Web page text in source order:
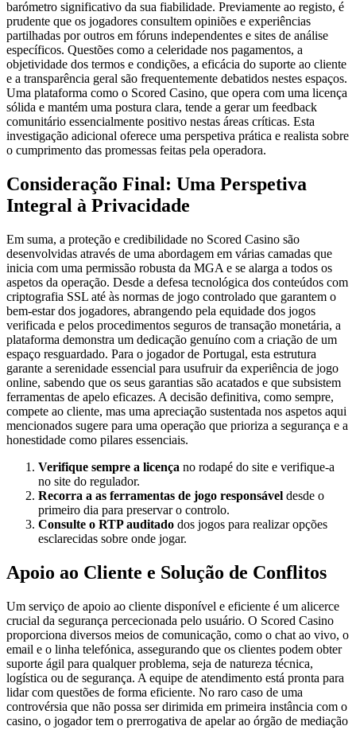
barómetro significativo da sua fiabilidade. Previamente ao registo, é
prudente que os jogadores consultem opiniões e experiências
partilhadas por outros em fóruns independentes e sites de análise
específicos. Questões como a celeridade nos pagamentos, a
objetividade dos termos e condições, a eficácia do suporte ao cliente
e a transparência geral são frequentemente debatidos nestes espaços.
Uma plataforma como o Scored Casino, que opera com uma licença
sólida e mantém uma postura clara, tende a gerar um feedback
comunitário essencialmente positivo nestas áreas críticas. Esta
investigação adicional oferece uma perspetiva prática e realista sobre
o cumprimento das promessas feitas pela operadora.
Consideração Final: Uma Perspetiva
Integral à Privacidade
Em suma, a proteção e credibilidade no Scored Casino são
desenvolvidas através de uma abordagem em várias camadas que
inicia com uma permissão robusta da MGA e se alarga a todos os
aspetos da operação. Desde a defesa tecnológica dos conteúdos com
criptografia SSL até às normas de jogo controlado que garantem o
bem-estar dos jogadores, abrangendo pela equidade dos jogos
verificada e pelos procedimentos seguros de transação monetária, a
plataforma demonstra um dedicação genuíno com a criação de um
espaço resguardado. Para o jogador de Portugal, esta estrutura
garante a serenidade essencial para usufruir da experiência de jogo
online, sabendo que os seus garantias são acatados e que subsistem
ferramentas de apelo eficazes. A decisão definitiva, como sempre,
compete ao cliente, mas uma apreciação sustentada nos aspetos aqui
mencionados sugere para uma operação que prioriza a segurança e a
honestidade como pilares essenciais.
Verifique sempre a licença no rodapé do site e verifique-a
no site do regulador.
Recorra a as ferramentas de jogo responsável desde o
primeiro dia para preservar o controlo.
Consulte o RTP auditado dos jogos para realizar opções
esclarecidas sobre onde jogar.
Apoio ao Cliente e Solução de Conflitos
Um serviço de apoio ao cliente disponível e eficiente é um alicerce
crucial da segurança percecionada pelo usuário. O Scored Casino
proporciona diversos meios de comunicação, como o chat ao vivo, o
email e o linha telefónica, assegurando que os clientes podem obter
suporte ágil para qualquer problema, seja de natureza técnica,
logística ou de segurança. A equipe de atendimento está pronta para
lidar com questões de forma eficiente. No raro caso de uma
controvérsia que não possa ser dirimida em primeira instância com o
casino, o jogador tem o prerrogativa de apelar ao órgão de mediação